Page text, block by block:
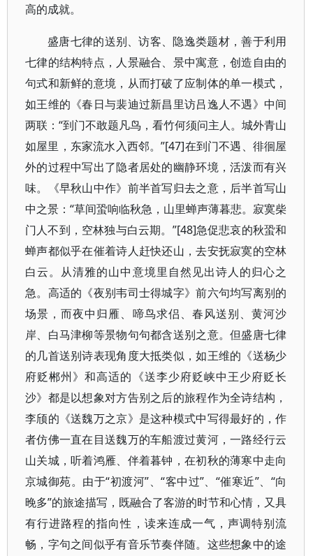
高的成就。
盛唐七律的送别、访客、隐逸类题材，善于利用
七律的结构特点，人景融合、景中寓意，创造自由的
句式和新鲜的意境，从而打破了应制体的单一模式，
如王维的《春日与裴迪过新昌里访吕逸人不遇》中间
两联：“到门不敢题凡鸟，看竹何须问主人。城外青山
如屋里，东家流水入西邻。”[47]在到门不遇、徘徊屋
外的过程中写出了隐者居处的幽静环境，活泼而有兴
味。《早秋山中作》前半首写归去之意，后半首写山
中之景：“草间蛩响临秋急，山里蝉声薄暮悲。寂寞柴
门人不到，空林独与白云期。”[48]急促悲哀的秋蛩和
蝉声都似乎在催着诗人赶快还山，去安抚寂寞的空林
白云。从清雅的山中意境里自然见出诗人的归心之
急。高适的《夜别韦司士得城字》前六句均写离别的
场景，而夜中归雁、啼鸟求侣、春风送别、黄河沙
岸、白马津柳等景物句句都含送别之意。但盛唐七律
的几首送别诗表现角度大抵类似，如王维的《送杨少
府贬郴州》和高适的《送李少府贬峡中王少府贬长
沙》都是以想象对方告别之后的旅程作为全诗结构，
李颀的《送魏万之京》是这种模式中写得最好的，作
者仿佛一直在目送魏万的车船渡过黄河，一路经行云
山关城，听着鸿雁、伴着暮钟，在初秋的薄寒中走向
京城御苑。由于“初渡河”、“客中过”、“催寒近”、“向
晚多”的旅途描写，既融合了客游的时节和心情，又具
有行进路程的指向性，读来连成一气，声调特别流
畅，字句之间似乎有音乐节奏伴随。这些想象中的途